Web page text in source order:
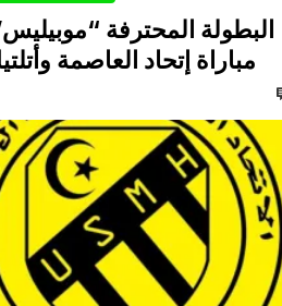
البطولة المحترفة
مباراة إتحاد العاصمة